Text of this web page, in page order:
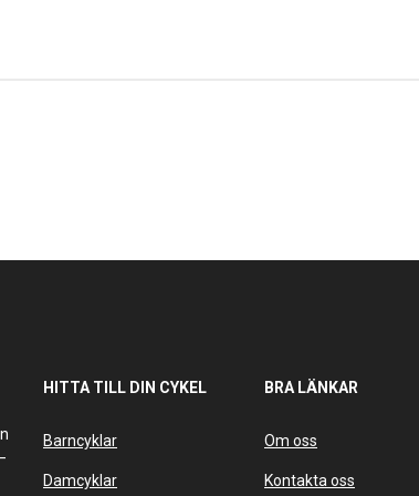
HITTA TILL DIN CYKEL
Barncyklar
Damcyklar
BRA LÄNKAR
Om oss
Kontakta oss